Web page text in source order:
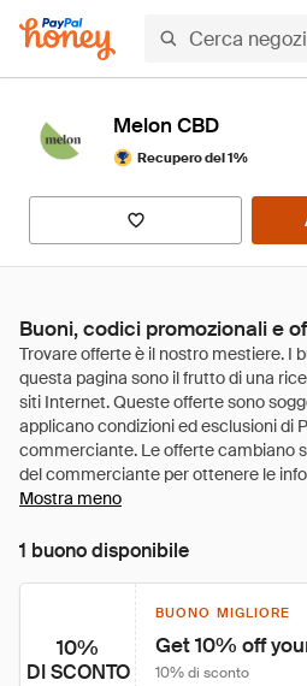
Melon CBD
Recupero del 1%
Buoni, codici promozionali e
Mostra meno
1 buono disponibile
10%
DI SCONTO
BUONO MIGLIORE
Get 10% off
10% di sconto